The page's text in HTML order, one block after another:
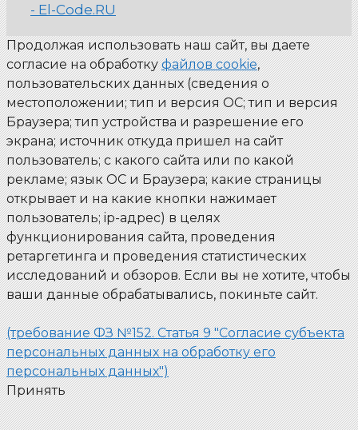
- El-Code.RU
Продолжая использовать наш сайт, вы даете
согласие на обработкуфайлов cookie,
пользовательских данных (сведения о
местоположении; тип и версия ОС; тип и версия
Браузера; тип устройства и разрешение его
экрана; источник откуда пришел на сайт
пользователь; с какого сайта или по какой
рекламе; язык ОС и Браузера; какие страницы
открывает и на какие кнопки нажимает
пользователь; ip-адрес) в целях
функционирования сайта, проведения
ретаргетинга и проведения статистических
исследований и обзоров. Если вы не хотите, чтобы
ваши данные обрабатывались, покиньте сайт.
(требование ФЗ №152. Статья 9 "Согласие субъекта
персональных данных на обработку его
персональных данных")
Принять